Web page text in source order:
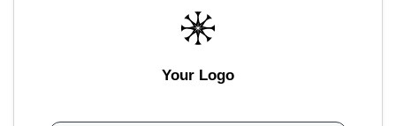
Your Logo